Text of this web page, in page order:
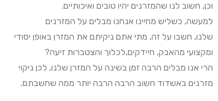
וכן, חשוב לנו שהמזרנים יהיו טובים ואיכותיים.
למעשה, כשליש מחיינו אנחנו מבלים על המזרנים
שלנו, חשבו על זה, מתי אתם ניקיתם את המזרן באופן יסודי
ומקצועי מהאבק, חיידקים,לכלוך והצטברות זיעה?
הרי אנו מבלים הרבה זמן בשינה על המזרן שלנו, לכן ניקוי
מזרנים באשדוד חשוב הרבה הרבה יותר ממה שחשבתם.